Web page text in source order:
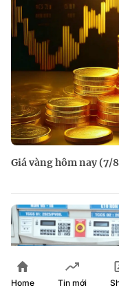
Giá vàng hôm nay (7/
Home Tin mới